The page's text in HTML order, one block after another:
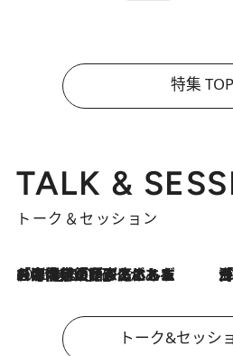
特集 TOP
TALK &
トーク＆セッション
2026.8.3
「今後値上げがあるとすれば…」「リスクがあるのは今年の冬」エネルギー専門家が語る、ホルムズ海峡封鎖が家庭にもたらす“ある心配” 「住宅建てられ
トーク&セッシ